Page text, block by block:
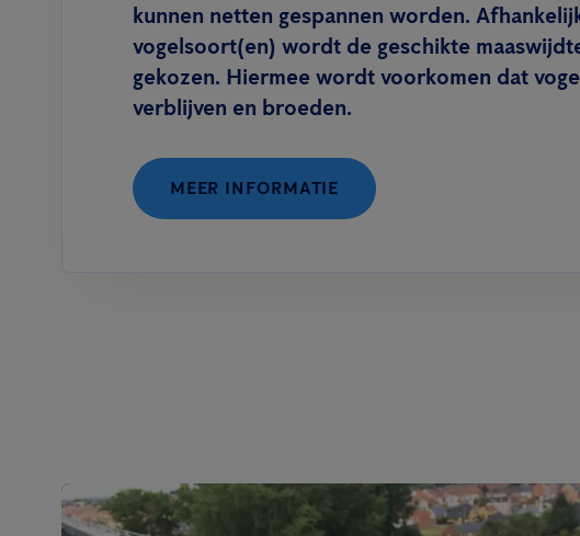
kunnen netten gespannen worden.
vogelsoort(en) wordt de geschikte
gekozen. Hiermee wordt voorkomen dat
verblijven en broeden.
MEER INFORMATIE